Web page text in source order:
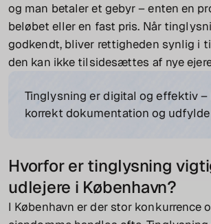
og man betaler et gebyr – enten en
beløbet eller en fast pris. Når
godkendt, bliver rettigheden synlig i
den kan ikke tilsidesættes af nye
Tinglysning er digital og effektiv
korrekt dokumentation og
Hvorfor er tinglysning
udlejere i København?
I København er der stor konkurrence